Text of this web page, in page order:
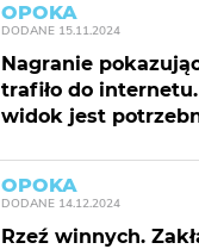
OPOKA
DODANE 15.11.2024
Nagranie
trafiło do
widok jest
OPOKA
DODANE 14.12.2024
Rzeź winnych.